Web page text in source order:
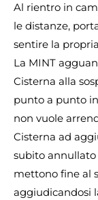
Al rientro in
le distanze,
sentire la propria
La MINT
Cisterna alla
punto a punto
non vuole
Cisterna ad
subito annullato
mettono fine al
aggiudicandosi